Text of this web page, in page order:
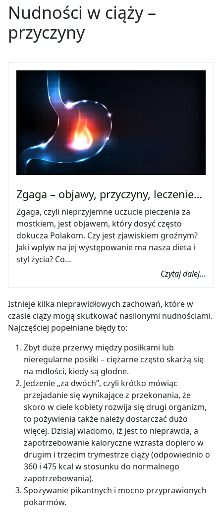
Nudności w ciąży–
przyczyny
Zgaga – objawy, przyczyny, leczenie…
Zgaga, czyli nieprzyjemne uczucie pieczenia za
mostkiem, jest objawem, który dosyć często
dokucza Polakom. Czy jest zjawiskiem groźnym?
Jaki wpływ na jej występowanie ma nasza dieta i
styl życia? Co…
Czytaj dalej...
Istnieje kilka nieprawidłowych zachowań, które w
czasie ciąży mogą skutkować nasilonymi nudnościami.
Najczęściej popełniane błędy to:
Zbyt duże przerwy między posiłkami lub
nieregularne posiłki – ciężarne często skarżą się
na mdłości, kiedy są głodne.
Jedzenie „za dwóch”, czyli krótko mówiąc
przejadanie się wynikające z przekonania, że
skoro w ciele kobiety rozwija się drugi organizm,
to pożywienia także należy dostarczać dużo
więcej. Dzisiaj wiadomo, iż jest to nieprawda, a
zapotrzebowanie kaloryczne wzrasta dopiero w
drugim i trzecim trymestrze ciąży (odpowiednio o
360 i 475 kcal w stosunku do normalnego
zapotrzebowania).
Spożywanie pikantnych i mocno przyprawionych
pokarmów.